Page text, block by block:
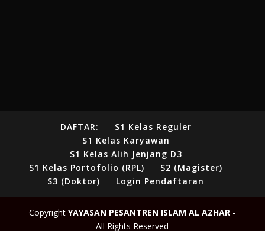
DAFTAR:
S1 Kelas Reguler
S1 Kelas Karyawan
S1 Kelas Alih Jenjang D3
S1 Kelas Portofolio (RPL)
S2 (Magister)
S3 (Doktor)
Login Pendaftaran
CopyrightYAYASAN PESANTREN ISLAM AL AZHAR -
All Rights Reserved